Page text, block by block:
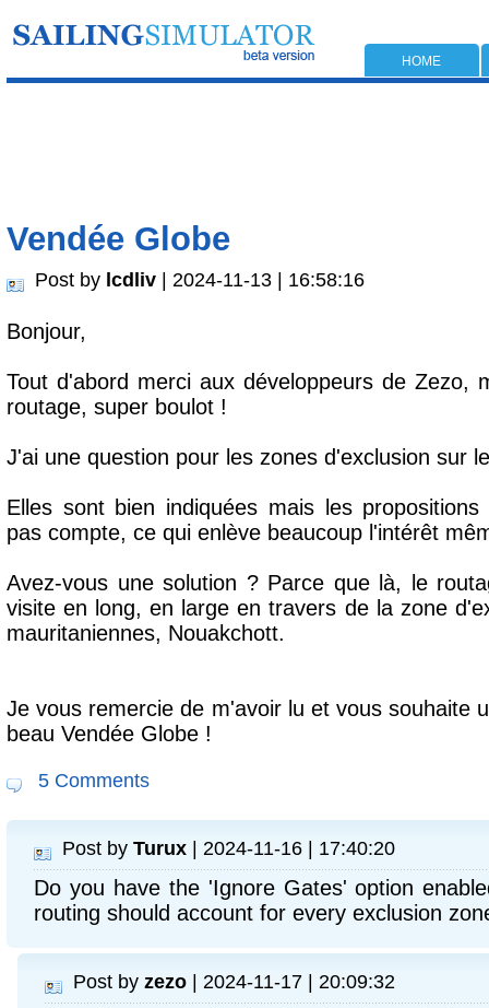
HOME
Vendée Globe
Post by lcdliv | 2024-11-13 | 16:58:16
Bonjour,
Tout d'abord merci aux développeurs de Zezo,
routage, super boulot !
J'ai une question pour les zones d'exclusion sur
Elles sont bien indiquées mais les
pas compte, ce qui enlève beaucoup l'intérêt
Avez-vous une solution ? Parce que là, le
visite en long, en large en travers de la zone
mauritaniennes, Nouakchott.
Je vous remercie de m'avoir lu et vous souhaite
beau Vendée Globe !
5 Comments
Post by Turux | 2024-11-16 | 17:40:20
Do you have the 'Ignore Gates' option
routing should account for every exclusion
Post by zezo | 2024-11-17 | 20:09:32